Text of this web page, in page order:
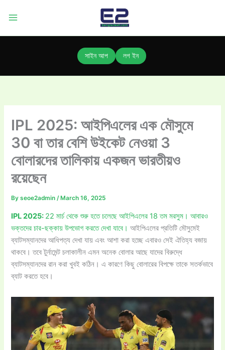
সাইন আপ লগ ইন
IPL 2025: আইপিএলের এক মৌসুমে
30 বা তার বেশি উইকেট নেওয়া 3
বোলারদের তালিকায় একজন ভারতীয়ও
রয়েছেন
Byseoe2admin/ March 16, 2025
IPL 2025: 22 মার্চ থেকে শুরু হতে চলেছে আইপিএলের 18 তম মরসুম। আবারও
ভক্তদের চার-ছক্কায় উপভোগ করতে দেখা যাবে। আইপিএলের প্রতিটি মৌসুমেই
ব্যাটসম্যানদের আধিপত্য দেখা যায় এবং আশা করা হচ্ছে এবারও সেই ঐতিহ্য বজায়
থাকবে। তবে টুর্নামেন্ট চলাকালীন এমন অনেক বোলার আছে যাদের বিরুদ্ধে
ব্যাটসম্যানদের রান করা খুবই কঠিন। এ কারণে কিছু বোলারের বিপক্ষে তাকে সতর্কভাবে
ব্যাট করতে হবে।